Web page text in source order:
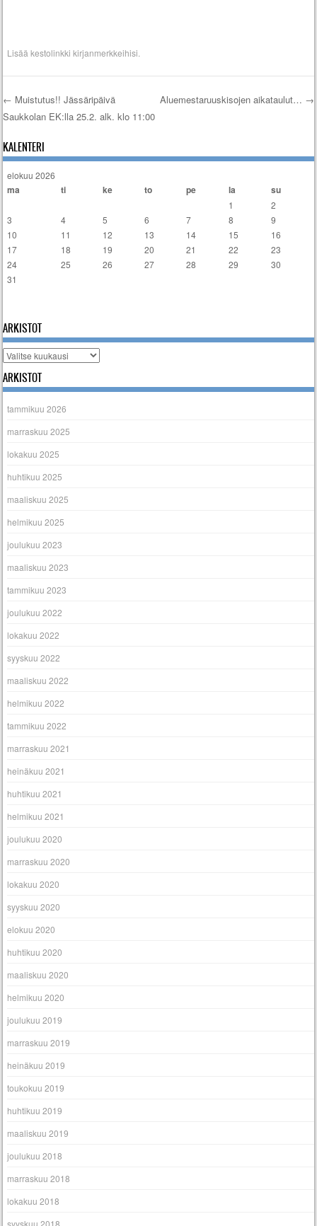
Lisääkestolinkki kirjanmerkkeihisi.
Artikkelien selaus
← Muistutus!! Jässäripäivä
Saukkolan EK:lla 25.2. alk. klo 11:00
Aluemestaruuskisojen aikataulut… →
KALENTERI
elokuu 2026
ma ti ke to pe la su
1
2
3
4 5 6 7 8
9
10
11 12 13 14 15
16
17
18 19 20 21 22
23
24
25 26 27 28 29
30
31
ARKISTOT
Arkistot
ARKISTOT
tammikuu 2026
marraskuu 2025
lokakuu 2025
huhtikuu 2025
maaliskuu 2025
helmikuu 2025
joulukuu 2023
maaliskuu 2023
tammikuu 2023
joulukuu 2022
lokakuu 2022
syyskuu 2022
maaliskuu 2022
helmikuu 2022
tammikuu 2022
marraskuu 2021
heinäkuu 2021
huhtikuu 2021
helmikuu 2021
joulukuu 2020
marraskuu 2020
lokakuu 2020
syyskuu 2020
elokuu 2020
huhtikuu 2020
maaliskuu 2020
helmikuu 2020
joulukuu 2019
marraskuu 2019
heinäkuu 2019
toukokuu 2019
huhtikuu 2019
maaliskuu 2019
joulukuu 2018
marraskuu 2018
lokakuu 2018
syyskuu 2018